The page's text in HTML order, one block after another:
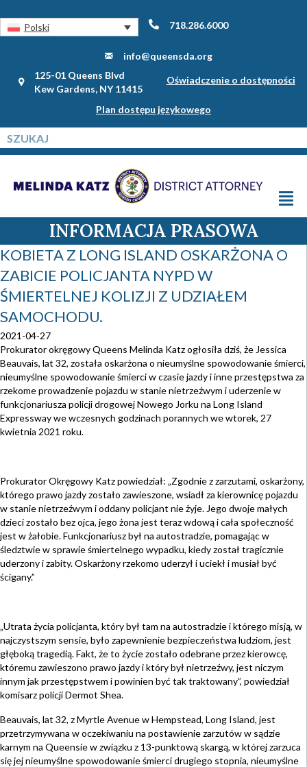
Polski 718.286.6000
info@queensda.org
125-01 Queens Blvd
Kew Gardens, NY 11415
Oświadczenie o dostępności
Plan dostępu językowego
INFORMACJA PRASOWA
KOBIETA Z LONG ISLAND OSKARŻONA O
ZABICIE POLICJANTA NYPD W
ŚMIERTELNEJ KOLIZJI Z UDZIAŁEM
SAMOCHODU.
2021-04-27
Prokurator okręgowy Queens Melinda Katz ogłosiła dziś, że Jessica
Beauvais, lat 32, została oskarżona o nieumyślne spowodowanie śmierci,
nieumyślne spowodowanie śmierci w czasie jazdy i inne przestępstwa za
rzekome prowadzenie pojazdu w stanie nietrzeźwym i uderzenie w
funkcjonariusza policji drogowej Nowego Jorku na Long Island
Expressway we wczesnych godzinach porannych we wtorek, 27
kwietnia 2021 roku.
Prokurator Okręgowy Katz powiedział: „Zgodnie z zarzutami, oskarżony,
którego prawo jazdy zostało zawieszone, wsiadł za kierownicę pojazdu
w stanie nietrzeźwym i oddany policjant nie żyje. Jego dwoje małych
dzieci zostało bez ojca, jego żona jest teraz wdową i cała społeczność
jest w żałobie. Funkcjonariusz był na autostradzie, pomagając w
śledztwie w sprawie śmiertelnego wypadku, kiedy został tragicznie
uderzony i zabity. Oskarżony rzekomo uderzył i uciekł i musiał być
ścigany.”
„Utrata życia policjanta, który był tam na autostradzie i którego misją, w
najczystszym sensie, było zapewnienie bezpieczeństwa ludziom, jest
głęboką tragedią. Fakt, że to życie zostało odebrane przez kierowcę,
któremu zawieszono prawo jazdy i który był nietrzeźwy, jest niczym
innym jak przestępstwem i powinien być tak traktowany”, powiedział
komisarz policji Dermot Shea.
Beauvais, lat 32, z Myrtle Avenue w Hempstead, Long Island, jest
przetrzymywana w oczekiwaniu na postawienie zarzutów w sądzie
karnym na Queensie w związku z 13-punktową skargą, w której zarzuca
się jej nieumyślne spowodowanie śmierci drugiego stopnia, nieumyślne